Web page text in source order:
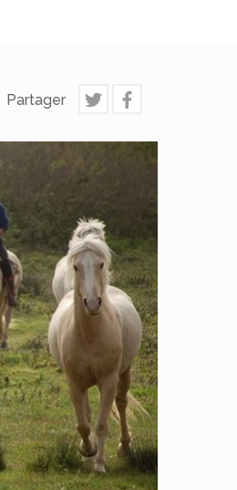
Partager